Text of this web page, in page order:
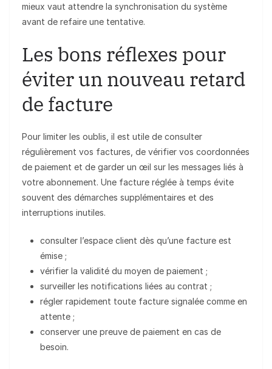
mieux vaut attendre la synchronisation du système
avant de refaire une tentative.
Les bons réflexes pour
éviter un nouveau retard
de facture
Pour limiter les oublis, il est utile de consulter
régulièrement vos factures, de vérifier vos coordonnées
de paiement et de garder un œil sur les messages liés à
votre abonnement. Une facture réglée à temps évite
souvent des démarches supplémentaires et des
interruptions inutiles.
consulter l’espace client dès qu’une facture est
émise ;
vérifier la validité du moyen de paiement ;
surveiller les notifications liées au contrat ;
régler rapidement toute facture signalée comme en
attente ;
conserver une preuve de paiement en cas de
besoin.